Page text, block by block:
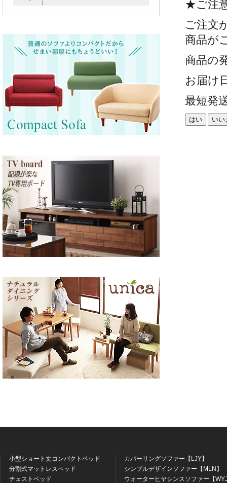
★ご注
ご注文
商品が
商品の
お届け
最短発
はい いい
小型ショート丈コンパクトベッド
分割式マットレスベッド
チェストベッド
カバーリングソファー【LJY】
シンプルデザインソファー【MLN】
ウォーターヒヤシンスソファー【